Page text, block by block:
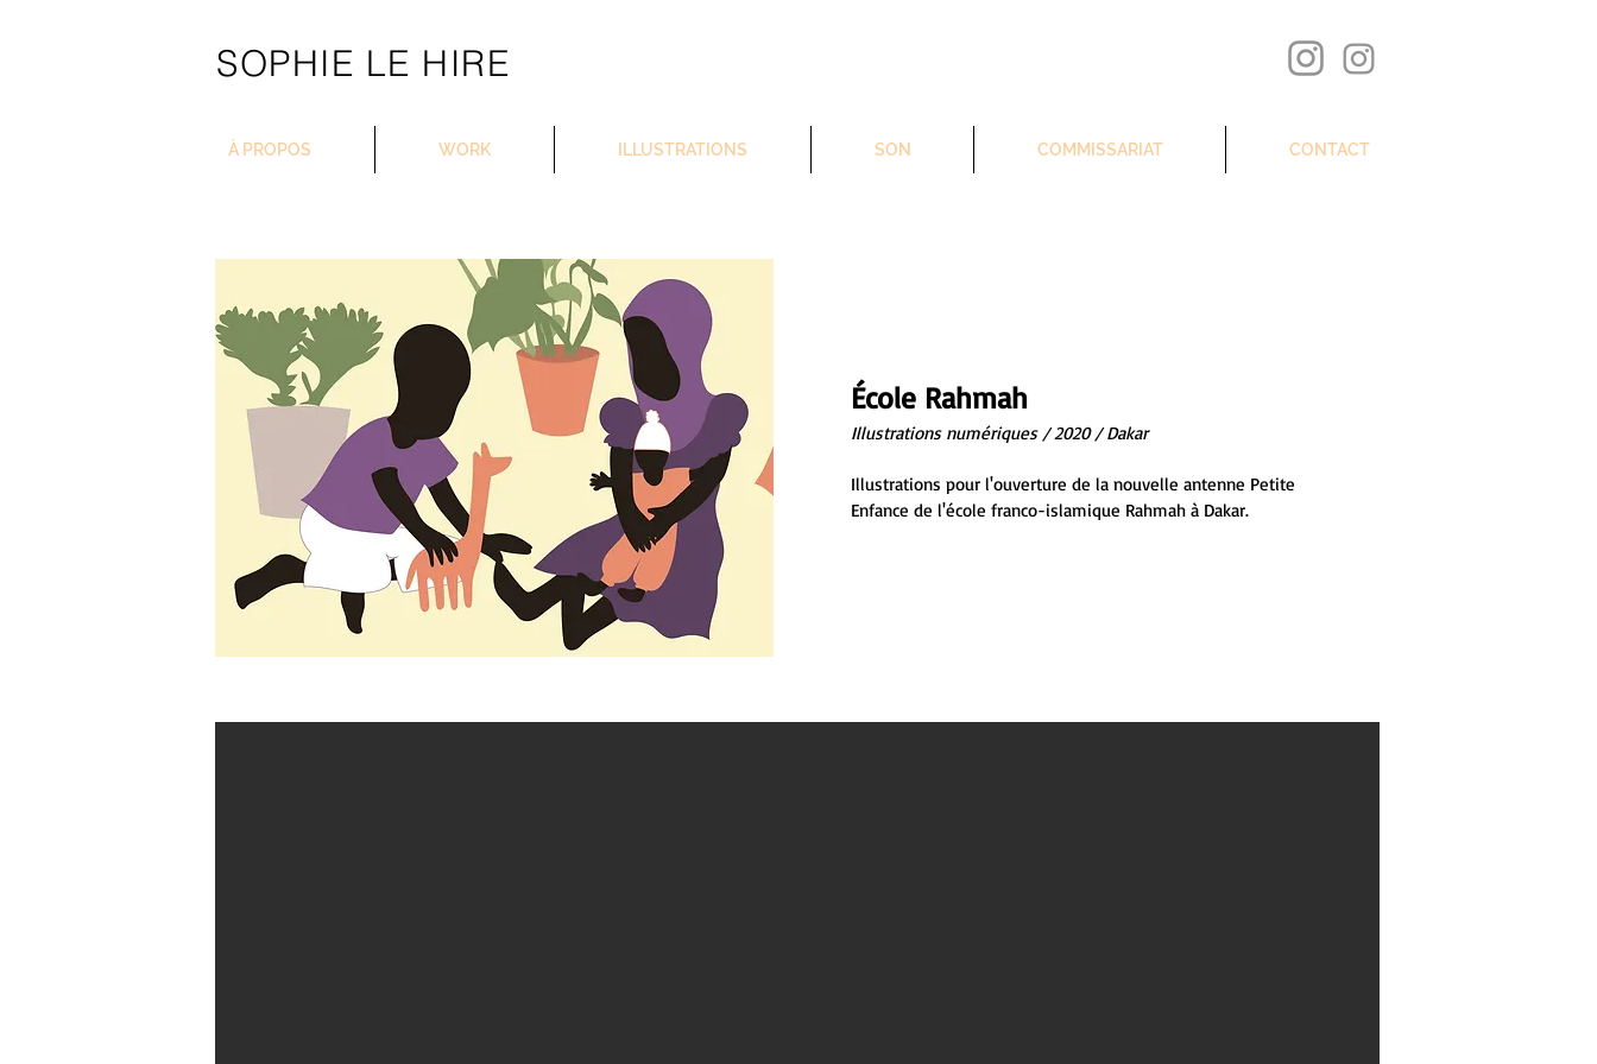
SOPHIE LE HIRE
À PROPOS WORK ILLUSTRATIONS SON COMMISSARIAT CONTACT
École Rahmah
Illustrations numériques / 2020 / Dakar
Illustrations pour l'ouverture de la nouvelle antenne Petite
Enfance de l'école franco-islamique Rahmah à Dakar.